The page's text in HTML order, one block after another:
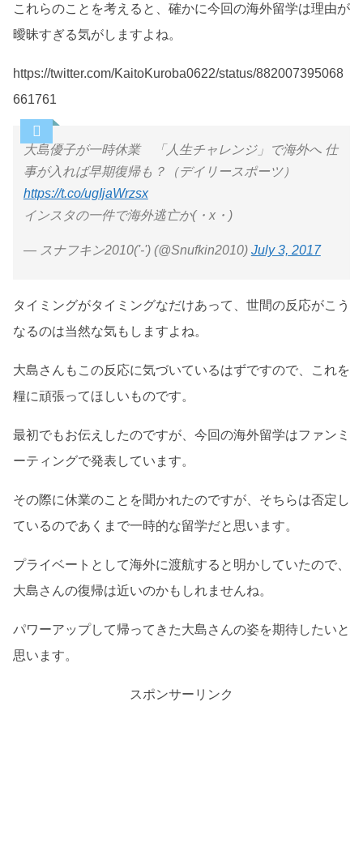
これらのことを考えると、確かに今回の海外留学は理由が
曖昧すぎる気がしますよね。
https://twitter.com/KaitoKuroba0622/status/882007395068
661761
大島優子が一時休業 「人生チャレンジ」で海外へ 仕
事が入れば早期復帰も？（デイリースポーツ）
https://t.co/ugIjaWrzsx
インスタの一件で海外逃亡か(・x・)
— スナフキン2010('-') (@Snufkin2010) July 3, 2017
タイミングがタイミングなだけあって、世間の反応がこう
なるのは当然な気もしますよね。
大島さんもこの反応に気づいているはずですので、これを
糧に頑張ってほしいものです。
最初でもお伝えしたのですが、今回の海外留学はファンミ
ーティングで発表しています。
その際に休業のことを聞かれたのですが、そちらは否定し
ているのであくまで一時的な留学だと思います。
プライベートとして海外に渡航すると明かしていたので、
大島さんの復帰は近いのかもしれませんね。
パワーアップして帰ってきた大島さんの姿を期待したいと
思います。
スポンサーリンク